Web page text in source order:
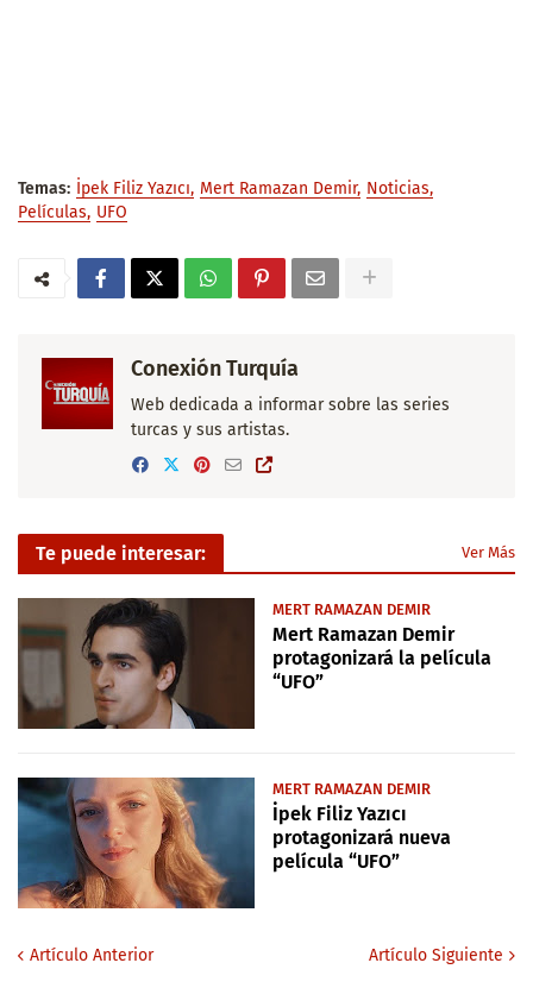
Temas: İpek Filiz Yazıcı Mert Ramazan Demir Noticias
Películas UFO
Conexión Turquía
Web dedicada a informar sobre las series
turcas y sus artistas.
Te puede interesar: Ver Más
MERT RAMAZAN DEMIR
Mert Ramazan Demir
protagonizará la película
“UFO”
MERT RAMAZAN DEMIR
İpek Filiz Yazıcı
protagonizará nueva
película “UFO”
Artículo Anterior Artículo Siguiente